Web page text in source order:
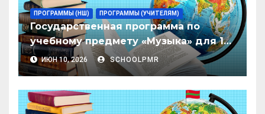
ПРОГРАММЫ (НШ) ПРОГРАММЫ (УЧИТЕЛЯМ)
Государственная программа по
учебному предмету «Музыка» для 1–
4 классов организаций общего
образования Приднестровской
ИЮН 10, 2026 SCHOOLPMR